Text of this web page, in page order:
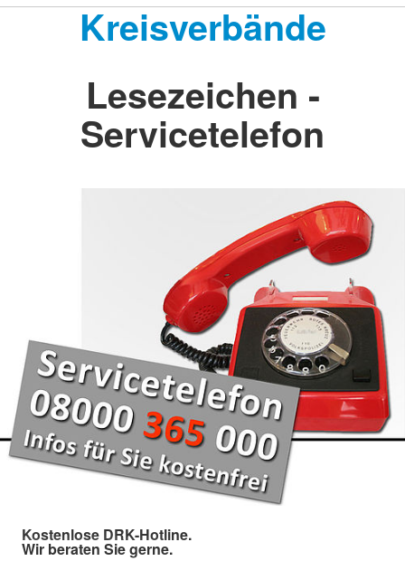
Kreisverbände
Lesezeichen -
Servicetelefon
Kostenlose DRK-Hotline.
Wir beraten Sie gerne.